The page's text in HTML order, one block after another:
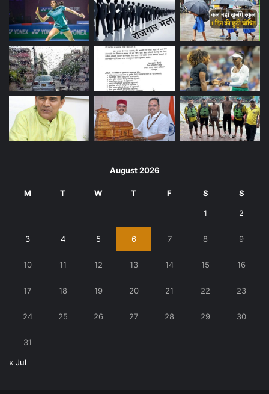
August 2026
M T W T F S S
1 2
3 4 5 6 7 8 9
10 11 12 13 14 15 16
17 18 19 20 21 22 23
24 25 26 27 28 29 30
31
« Jul